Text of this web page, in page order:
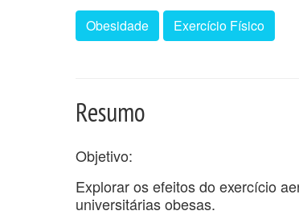
Obesidade Exercício Físico
Resumo
Objetivo:
Explorar os efeitos do exercício
universitárias obesas.